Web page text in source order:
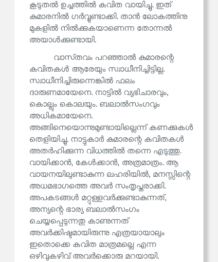
കൂടുതൽ ഉച്ചത്തിൽ കവിത വായിച്ചു. ഇത്
കുമാരനിൽ ഗർവ്വുണ്ടാക്കി. താൻ ലോകത്തിനു
മുകളിൽ നിൽക്കുകയാണെന്ന തോന്നൽ
അയാൾക്കുണ്ടായി.
വാസ്‌തവം പറഞ്ഞാൽ കുമാരന്റെ
കവിതകൾ ആരേയും സ്വാധീനിച്ചിട്ടില്ല.
സ്വാധീനിച്ചിരുന്നെങ്കിൽ ഫലം
ദാരുണമായേനെ. നാട്ടിൽ വ്യഭിചാരവും,
കൊല്ലും കൊലയും. ബലാൽസംഗവും
അധികമായേനെ.
അങ്ങിനെയൊന്നുമുണ്ടായില്ലെന്ന് കണക്കുകൾ
തെളിയിച്ചു. നാട്ടുകാർ കുമാരന്റെ കവിതകൾ
അതർഹിക്കുന്ന വിധത്തിൽ തന്നെ എടുത്തു.
വായിക്കാൻ, കേൾക്കാൻ, അത്രമാത്രം. ആ
വായനയിലുണ്ടാകുന്ന ലഹരിയിൽ, മനസ്സിന്റെ
അധമഭാഗത്തെ അവർ സംതൃപ്തരാക്കി.
അപകടങ്ങൾ മറ്റുള്ളവർക്കുണ്ടാകുന്നത്,
അന്യന്റെ ഭാര്യ ബലാൽസംഗം
ചെയ്യപ്പെടുന്നതു കാണുന്നത്
അവർക്കിഷ്ടമായിരുന്നു എത്രയായാലും
ഇതൊക്കെ കവിത മാത്രമല്ലെ എന്ന
ഒഴിവുകഴിവ് അവർക്കൊരു മറയായി.